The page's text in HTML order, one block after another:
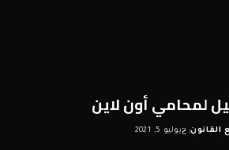
لمحامي أون لاين
القانون يوليو 5, 2021